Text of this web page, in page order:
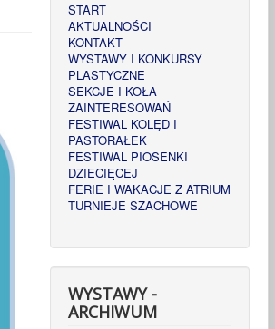
START
AKTUALNOŚCI
KONTAKT
WYSTAWY I KONKURSY
PLASTYCZNE
SEKCJE I KOŁA
ZAINTERESOWAŃ
FESTIWAL KOLĘD I
PASTORAŁEK
FESTIWAL PIOSENKI
DZIECIĘCEJ
FERIE I WAKACJE Z ATRIUM
TURNIEJE SZACHOWE
WYSTAWY -
ARCHIWUM